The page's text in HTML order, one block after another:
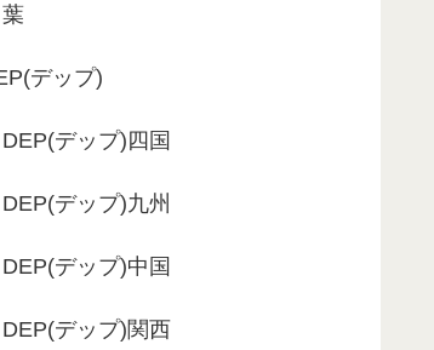
葉
デップ)
DEP(デップ)四国
DEP(デップ)九州
DEP(デップ)中国
DEP(デップ)関西